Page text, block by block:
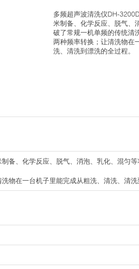
多频超声波清洗仪DH-
米制备、化学反应、脱气、
破了常规一机单频的传统清
两种频率转换；让清洗物在
洗、清洗到漂洗的全过程。
备、化学反应、脱气、消泡、乳化、混匀
物在一台机子里能完成从粗洗、清洗、清洗